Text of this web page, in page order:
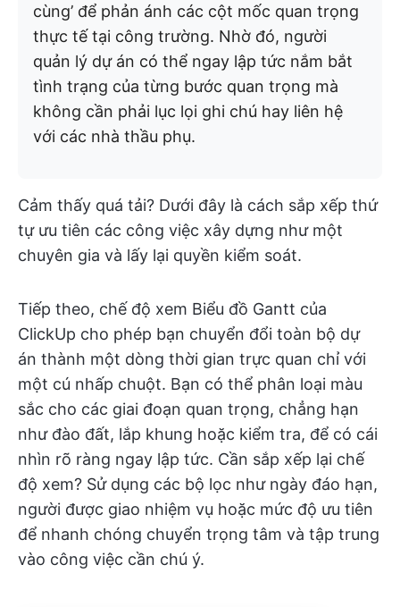
cùng’ để phản ánh các cột mốc quan trọng
thực tế tại công trường. Nhờ đó, người
quản lý dự án có thể ngay lập tức nắm bắt
tình trạng của từng bước quan trọng mà
không cần phải lục lọi ghi chú hay liên hệ
với các nhà thầu phụ.
Cảm thấy quá tải? Dưới đây là cách sắp xếp thứ
tự ưu tiên các công việc xây dựng như một
chuyên gia và lấy lại quyền kiểm soát.
Tiếp theo, chế độ xem Biểu đồ Gantt của
ClickUp cho phép bạn chuyển đổi toàn bộ dự
án thành một dòng thời gian trực quan chỉ với
một cú nhấp chuột. Bạn có thể phân loại màu
sắc cho các giai đoạn quan trọng, chẳng hạn
như đào đất, lắp khung hoặc kiểm tra, để có cái
nhìn rõ ràng ngay lập tức. Cần sắp xếp lại chế
độ xem? Sử dụng các bộ lọc như ngày đáo hạn,
người được giao nhiệm vụ hoặc mức độ ưu tiên
để nhanh chóng chuyển trọng tâm và tập trung
vào công việc cần chú ý.